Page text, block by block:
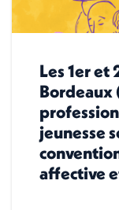
Les 1er
Bordeaux
jeunesse
affective